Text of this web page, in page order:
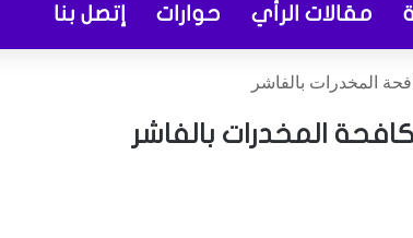
مقالات الرأي حوارات إتصل بنا
المخدرات بالفاشر
المخدرات بالفاشر